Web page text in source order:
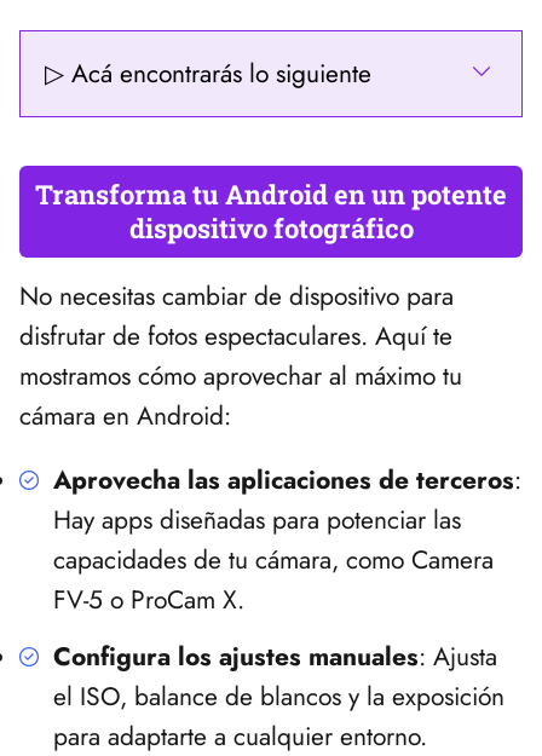
▷ Acá encontrarás lo siguiente
Transforma tu Android en un potente
dispositivo fotográfico
No necesitas cambiar de dispositivo para
disfrutar de fotos espectaculares. Aquí te
mostramos cómo aprovechar al máximo tu
cámara en Android:
Aprovecha las aplicaciones de terceros:
Hay apps diseñadas para potenciar las
capacidades de tu cámara, como Camera
FV-5 o ProCam X.
Configura los ajustes manuales: Ajusta
el ISO, balance de blancos y la exposición
para adaptarte a cualquier entorno.